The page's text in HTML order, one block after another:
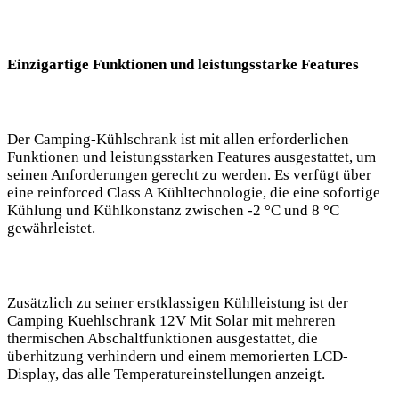
Einzigartige ‌Funktionen und leistungsstarke Features
Der Camping-Kühlschrank ist mit allen erforderlichen
Funktionen und leistungsstarken ‍Features ausgestattet, um
⁢seinen ⁢Anforderungen gerecht zu‍ werden. Es verfügt über
eine reinforced Class A Kühltechnologie, ⁣die eine⁤ sofortige
Kühlung und Kühlkonstanz zwischen -2 ⁤°C und ‌8 °C
gewährleistet.
Zusätzlich zu seiner erstklassigen Kühlleistung ist ⁢der
Camping Kuehlschrank 12V Mit Solar mit mehreren
thermischen Abschaltfunktionen⁣ ausgestattet, die
überhitzung verhindern und einem ‍memorierten LCD-
Display,⁢ das alle Temperatureinstellungen anzeigt.